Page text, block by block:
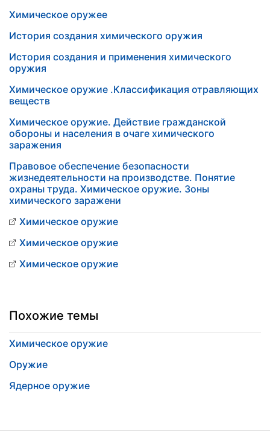
Химическое оружее
История создания химического оружия
История создания и применения химического
оружия
Химическое оружие .Классификация отравляющих
веществ
Химическое оружие. Действие гражданской
обороны и населения в очаге химического
заражения
Правовое обеспечение безопасности
жизнедеятельности на производстве. Понятие
охраны труда. Химическое оружие. Зоны
химического заражени
Химическое оружие
Химическое оружие
Химическое оружие
Похожие темы
Химическое оружие
Оружие
Ядерное оружие